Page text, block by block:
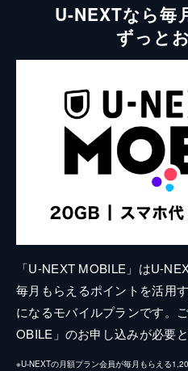
U-NEXTなら毎
ずっと
「U-NEXT MOBILE」はU-
毎月もらえるポイントを活用
になるモバイルプランです。
OBILE」のお申し込みが必要と
※U-NEXTの月額プラン会員が毎月もらえる